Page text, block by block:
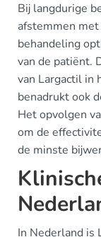
Bij langdurige
afstemmen
behandeling
van de patiënt.
van Largactil in
benadrukt ook
Het opvolgen
om de
de minste
In Nederland is